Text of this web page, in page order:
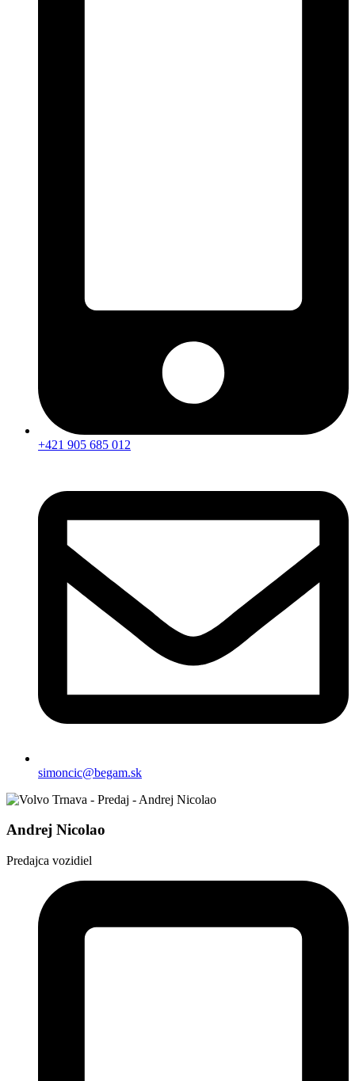
+421 905 685 012
simoncic@begam.sk
Andrej Nicolao
Predajca vozidiel